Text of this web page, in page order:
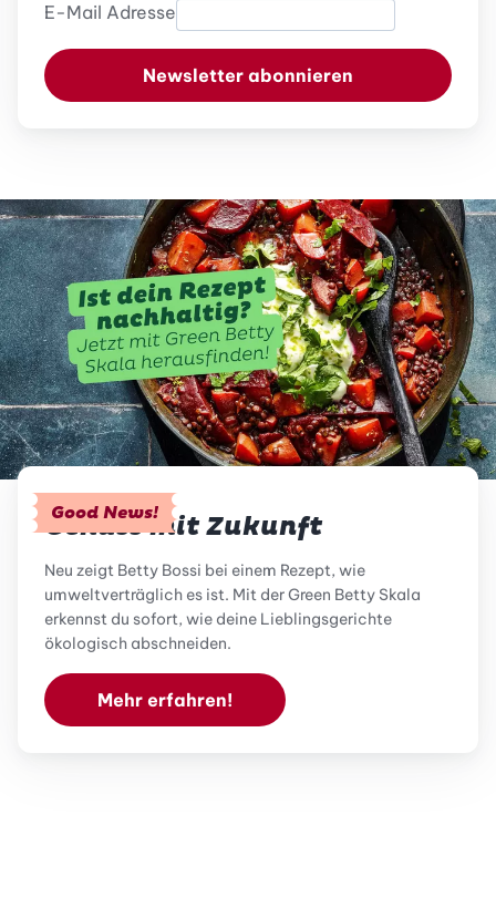
E-Mail Adresse
Newsletter abonnieren
Good News!
Genuss mit Zukunft
Neu zeigt Betty Bossi bei einem Rezept, wie
umweltverträglich es ist. Mit der Green Betty Skala
erkennst du sofort, wie deine Lieblingsgerichte
ökologisch abschneiden.
Mehr erfahren!